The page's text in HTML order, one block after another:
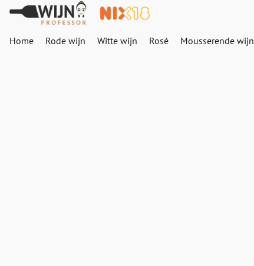
Home Rode wijn Witte wijn Rosé Mousserende wijn